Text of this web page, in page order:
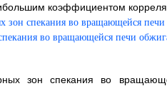
коэффициентом
зон спекания во